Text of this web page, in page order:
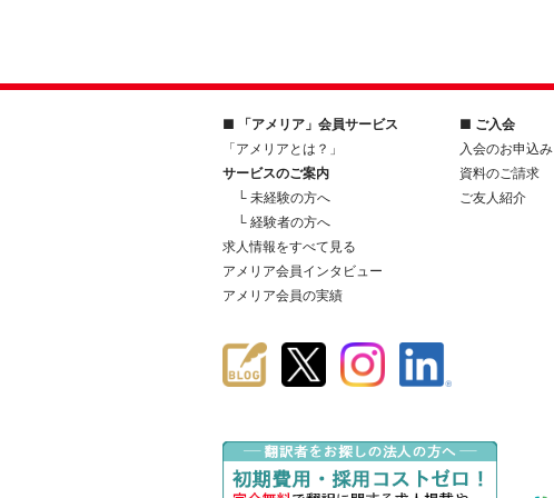
■ 「アメリア」会員サービス
「アメリアとは？」
サービスのご案内
└ 未経験の方へ
└ 経験者の方へ
求人情報をすべて見る
アメリア会員インタビュー
アメリア会員の実績
■ ご入会
入会のお申込み
資料のご請求
ご友人紹介